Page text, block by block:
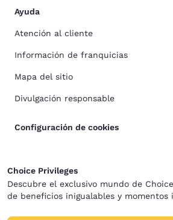
Ayuda
Atención al cliente
Información de franquicias
Mapa del sitio
Divulgación responsable
Configuración de cookies
Choice Privileges
Descubre el exclusivo mundo de
de beneficios inigualables y momentos